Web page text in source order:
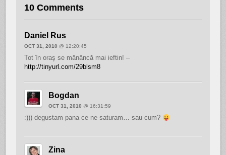
10 Comments
Daniel Rus
OCT 31, 2010 @ 12:20:45
Tot în oraş se mănâncă mai ieftin! –
http://tinyurl.com/29blsm8
Bogdan
OCT 31, 2010 @ 16:31:59
:))) degustam pana ce ne saturam… sau cum?
Zina